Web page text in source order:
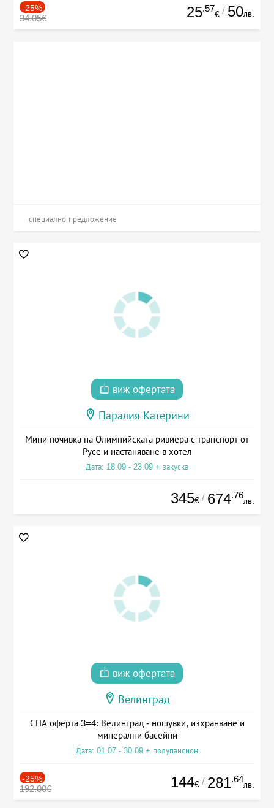
-25%
34.05€ 25.57
€ / 50лв.
специално предложение
виж офертата
Паралия Катерини
Мини почивка на Олимпийската ривиера с транспорт от
Русе и настаняване в хотел
Дата: 18.09 - 23.09 + закуска
345€ / 674.76
лв.
виж офертата
Велинград
СПА оферта 3=4: Велинград - нощувки, изхранване и
минерални басейни
Дата: 01.07 - 30.09 + полупансион
-25%
192.00€ 144€ / 281.64
лв.